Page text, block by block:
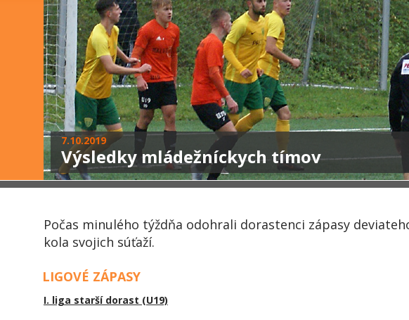
7.10.2019
Výsledky mládežníckych tímov
Počas minulého týždňa odohrali dorastenci zápasy
kola svojich súťaží.
LIGOVÉ ZÁPASY
I. liga starší dorast (U19)